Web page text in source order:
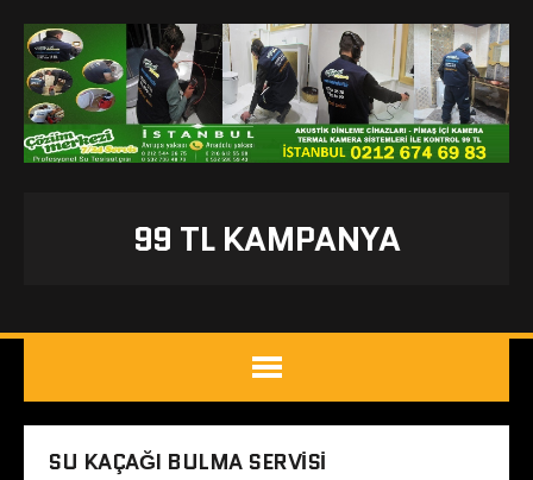
99 TL KAMPANYA
SU KAÇAĞI BULMA SERVISI